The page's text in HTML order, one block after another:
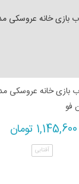
بازی خانه عروسکی
فو
1,145,600 تومان
آفتابی